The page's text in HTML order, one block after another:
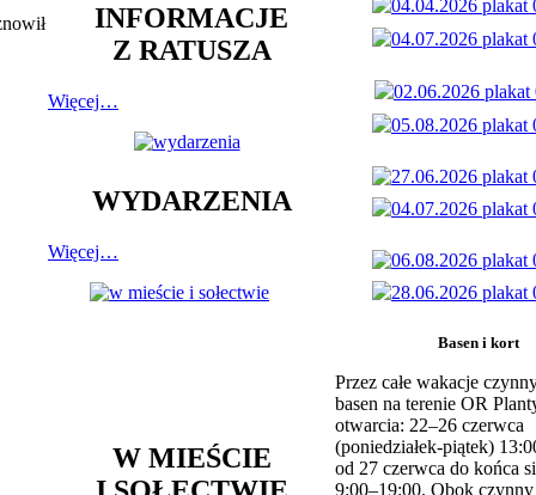
INFORMACJE
Z RATUSZA
Więcej…
WYDARZENIA
Więcej…
W MIEŚCIE
Basen i kort
Przez całe wakacje
basen na terenie OR
otwarcia: 22–26 czerwca
(poniedziałek-piątek)
od 27 czerwca do końca
9:00–19:00. Obok